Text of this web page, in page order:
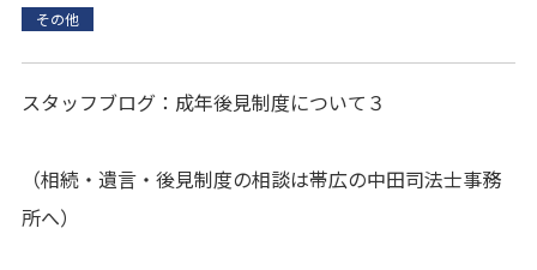
その他
スタッフブログ：成年後見制度について３
（相続・遺言・後見制度の相談は帯広の中田司法士事務
所へ）